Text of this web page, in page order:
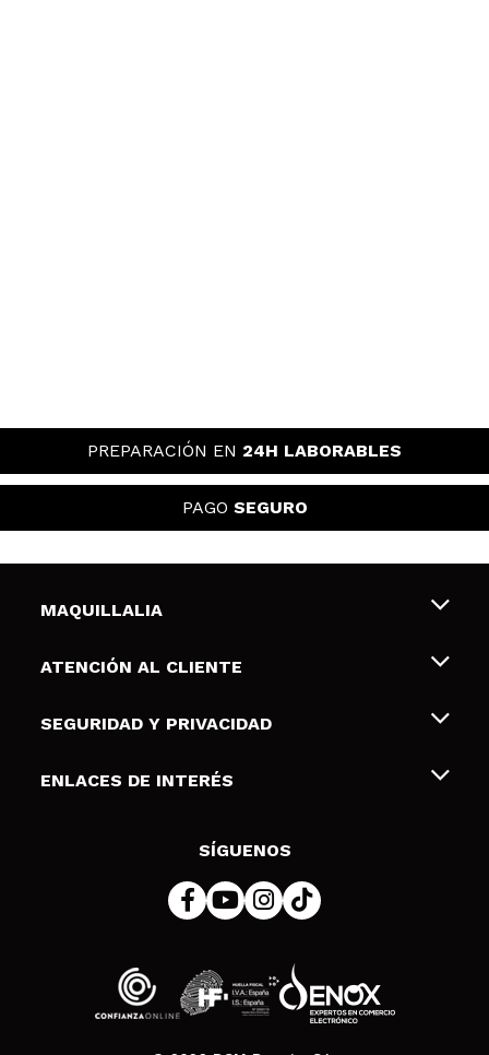
PREPARACIÓN EN 24H LABORABLES
PAGO SEGURO
MAQUILLALIA
Sobre nosotros
Tarjetas de Regalo
ATENCIÓN AL CLIENTE
Envíos y devoluciones
Formas de pago
SEGURIDAD Y PRIVACIDAD
Terminos y condiciones de uso
Política de cookies
ENLACES DE INTERÉS
SÍGUENOS